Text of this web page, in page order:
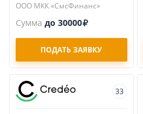
ООО МКК «СмсФинанс»
Сумма до 30000
ПОДАТЬ ЗАЯВКУ
33